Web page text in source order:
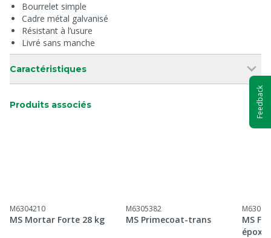
Bourrelet simple
Cadre métal galvanisé
Résistant à l’usure
Livré sans manche
Caractéristiques
Produits associés
M6304210
MS Mortar Forte 28 kg
M6305382
MS Primecoat-trans
MS
époxy
Feedback